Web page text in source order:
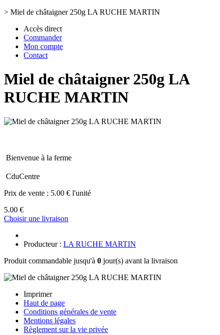
> Miel de châtaigner 250g LA RUCHE MARTIN
Accès direct
Commander
Mon compte
Contact
Miel de châtaigner 250g LA
RUCHE MARTIN
Bienvenue à la ferme
CduCentre
Prix de vente : 5.00 € l'unité
5.00 €
Choisir une livraison
Producteur : LA RUCHE MARTIN
Produit commandable jusqu'à 0 jour(s) avant la livraison
Imprimer
Haut de page
Conditions générales de vente
Mentions légales
Règlement sur la vie privée